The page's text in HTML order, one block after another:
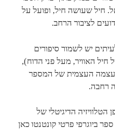
חיל שעושה חיל, ופועל על
לציבור הרחב.
יש לשמור סיפורים
האוויר, מעל פני הדוח),
העצמית של המספר
רחבה.
הטלוויזיה הדיגיטלי של
ביוגרפי פרטי קונטנטו כאן